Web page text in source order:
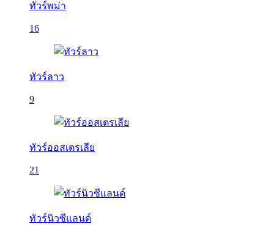
ทัวร์พม่า
16
ทัวร์ลาว
9
ทัวร์ออสเตรเลีย
21
ทัวร์นิวซีแลนด์